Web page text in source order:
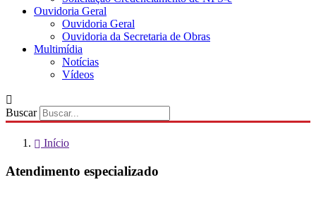
Ouvidoria Geral
Ouvidoria Geral
Ouvidoria da Secretaria de Obras
Multimídia
Notícias
Vídeos
Buscar
Início
Atendimento especializado